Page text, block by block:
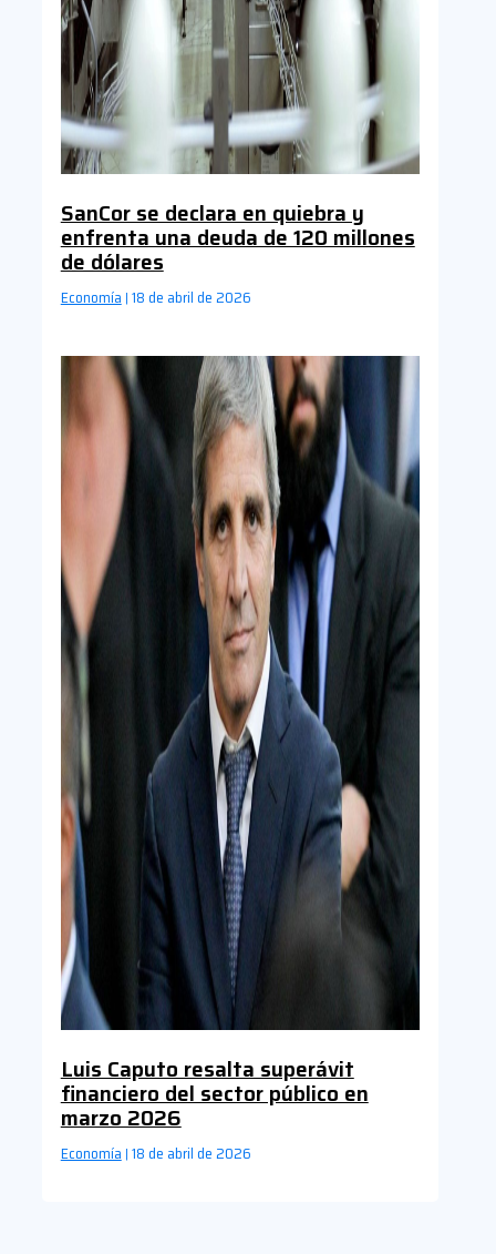
SanCor se declara en quiebra y
enfrenta una deuda de 120 millones
de dólares
Economía | 18 de abril de 2026
Luis Caputo resalta superávit
financiero del sector público en
marzo 2026
Economía | 18 de abril de 2026